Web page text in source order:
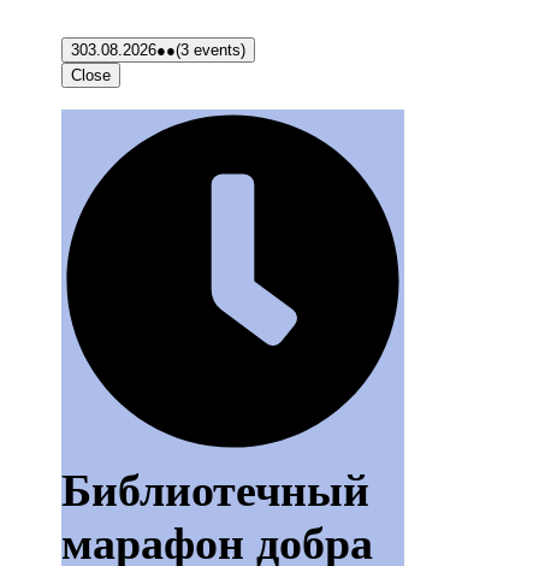
303.08.2026●●(3 events)
Close
Библиотечный
марафон добра